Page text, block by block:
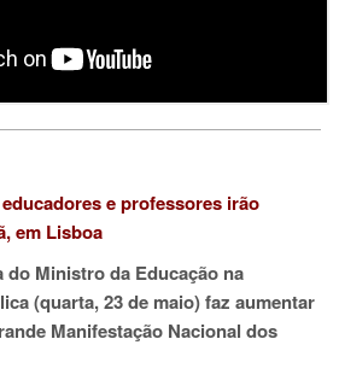
e professores irão
em Lisboa
do Ministro da Educação na
(quarta, 23 de maio)faz aumentar
Manifestação Nacional dos